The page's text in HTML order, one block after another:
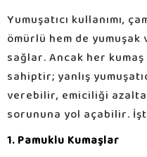
Yumuşatıcı kullanımı,
ömürlü hem de yumuşak
sağlar. Ancak her
sahiptir; yanlış
verebilir, emiciliği
sorununa yol açabilir.
1. Pamuklu Kumaşlar